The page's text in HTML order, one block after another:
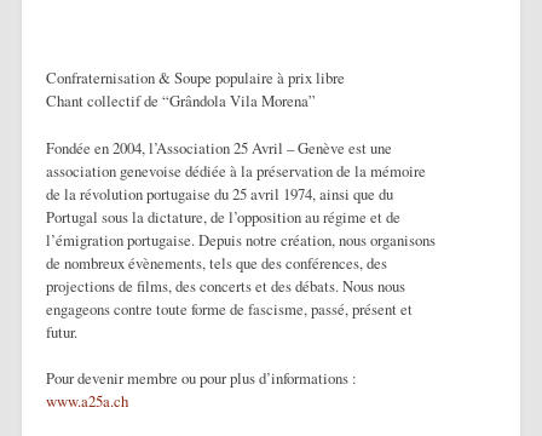
Confraternisation & Soupe populaire à prix libre
Chant collectif de “Grândola Vila Morena”
Fondée en 2004, l’Association 25 Avril – Genève est une
association genevoise dédiée à la préservation de la mémoire
de la révolution portugaise du 25 avril 1974, ainsi que du
Portugal sous la dictature, de l’opposition au régime et de
l’émigration portugaise. Depuis notre création, nous organisons
de nombreux évènements, tels que des conférences, des
projections de films, des concerts et des débats. Nous nous
engageons contre toute forme de fascisme, passé, présent et
futur.
Pour devenir membre ou pour plus d’informations :
www.a25a.ch